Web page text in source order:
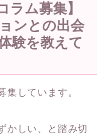
ラム募集】
ンとの出会
験を教えて
集しています。
かしい、と踏み切